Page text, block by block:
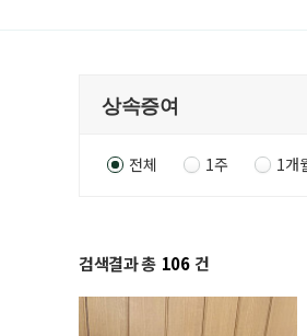
전체 1주 1개
검색결과 총 106 건